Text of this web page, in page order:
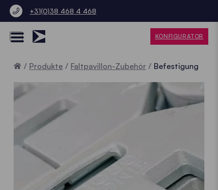
+31(0)38 468 4 468
KONFIGURATOR
Home
Produkte Faltpavillon-Zubehör Befestigung